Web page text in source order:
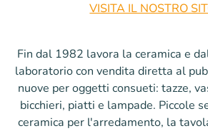
VISITA IL NOSTRO
Fin dal 1982 lavora la ceramica e
laboratorio con vendita diretta al
nuove per oggetti consueti: tazze,
bicchieri, piatti e lampade. Piccole
ceramica per l'arredamento, la